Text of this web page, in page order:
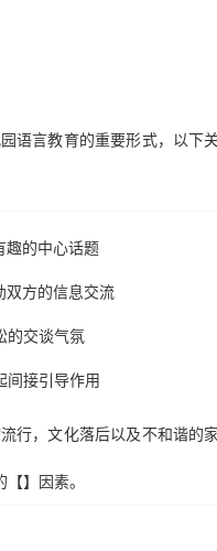
语言教育的重要形式，以下
趣的中心话题
双方的信息交流
的交谈气氛
间接引导作用
行，文化落后以及不和谐的
】因素。